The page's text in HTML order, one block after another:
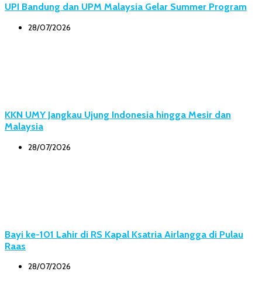
UPI Bandung dan UPM Malaysia Gelar Summer Program
28/07/2026
KKN UMY Jangkau Ujung Indonesia hingga Mesir dan
Malaysia
28/07/2026
Bayi ke-101 Lahir di RS Kapal Ksatria Airlangga di Pulau
Raas
28/07/2026